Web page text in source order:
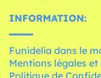
INFORMATION:
Funidelia dans le
Mentions légales
Politique de